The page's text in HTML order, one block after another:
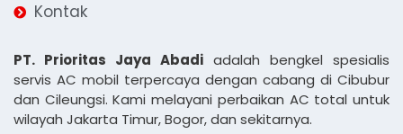
Kontak
PT. Prioritas Jaya Abadi adalah bengkel spesialis
servis AC mobil terpercaya dengan cabang di Cibubur
dan Cileungsi. Kami melayani perbaikan AC total untuk
wilayah Jakarta Timur, Bogor, dan sekitarnya.